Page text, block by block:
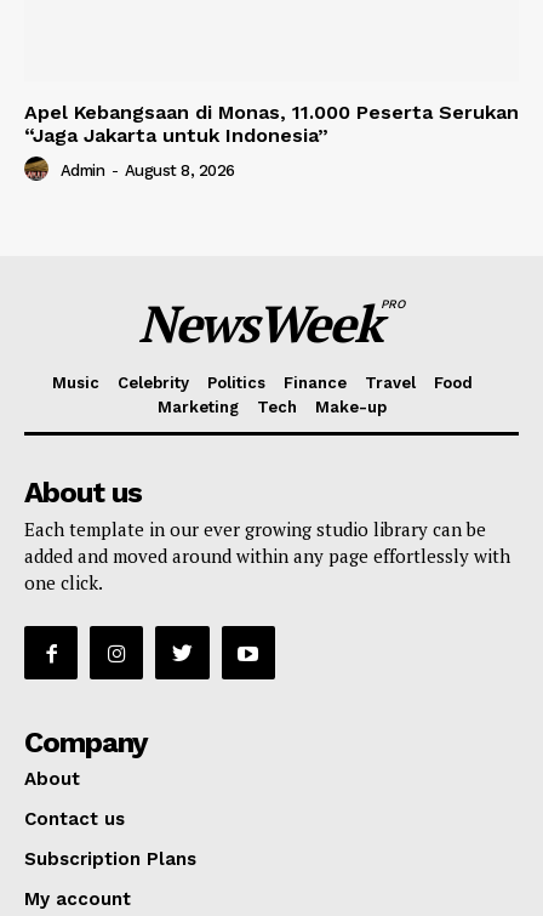
Apel Kebangsaan di Monas, 11.000 Peserta Serukan
“Jaga Jakarta untuk Indonesia”
Admin - August 8, 2026
NewsWeekPRO
Music Celebrity Politics Finance Travel
Food
Marketing
Tech Make-up
About us
Each template in our ever growing studio library can be
added and moved around within any page effortlessly with
one click.
Company
About
Contact us
Subscription Plans
My account